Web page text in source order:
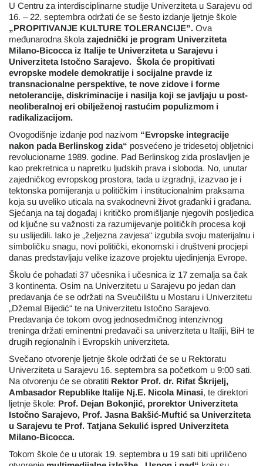
U Centru za interdisciplinarne studije Univerziteta u Sarajevu od
16. – 22. septembra održati će se šesto izdanje ljetnje škole
„PROPITIVANJE KULTURE TOLERANCIJE”. Ova
međunarodna škola zajednički je program Univerziteta
Milano-Bicocca iz Italije te Univerziteta u Sarajevu i
Univerziteta Istočno Sarajevo. Škola će propitivati
evropske modele demokratije i socijalne pravde iz
transnacionalne perspektive, te nove zidove i forme
netolerancije, diskriminacije i nasilja koji se javljaju u post-
neoliberalnoj eri obilježenoj rastućim populizmom i
radikalizacijom.
Ovogodišnje izdanje pod nazivom “Evropske integracije
nakon pada Berlinskog zida“ posvećeno je tridesetoj obljetnici
revolucionarne 1989. godine. Pad Berlinskog zida proslavljen je
kao prekretnica u napretku ljudskih prava i sloboda. No, unutar
zajedničkog evropskog prostora, tada u izgradnji, izazvao je i
tektonska pomijeranja u političkim i institucionalnim praksama
koja su uveliko uticala na svakodnevni život građanki i građana.
Sjećanja na taj događaj i kritičko promišljanje njegovih posljedica
od ključne su važnosti za razumijevanje političkih procesa koji
su uslijedili. Iako je „željezna zavjesa“ izgubila svoju materijalnu i
simboličku snagu, novi politički, ekonomski i društveni procjepi
danas predstavljaju velike izazove projektu ujedinjenja Evrope.
Školu će pohađati 37 učesnika i učesnica iz 17 zemalja sa čak
3 kontinenta. Osim na Univerzitetu u Sarajevu po jedan dan
predavanja će se održati na Sveučilištu u Mostaru i Univerzitetu
„Džemal Bijedić“ te na Univerzitetu Istočno Sarajevo.
Predavanja će tokom ovog jednosedmičnog intenzivnog
treninga držati eminentni predavači sa univerziteta u Italiji, BiH te
drugih regionalnih i Evropskih univerziteta.
Svečano otvorenje ljetnje škole održati će se u Rektoratu
Univerziteta u Sarajevu 16. septembra sa početkom u 9:00 sati.
Na otvorenju će se obratiti Rektor Prof. dr. Rifat Škrijelj,
Ambasador Republike Italije Nj.E. Nicola Minasi, te direktori
ljetnje škole: Prof. Dejan Bokonjić, prorektor Univerziteta
Istočno Sarajevo, Prof. Jasna Bakšić-Muftić sa Univerziteta
u Sarajevu te Prof. Tatjana Sekulić ispred Univerziteta
Milano-Bicocca.
Tokom škole će u utorak 19. septembra u 19 sati biti upriličeno